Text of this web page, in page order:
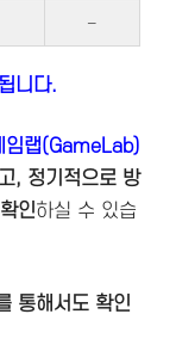
–
니다.
임랩(GameLab)
, 정기적으로 방
인하실 수 있습
통해서도 확인